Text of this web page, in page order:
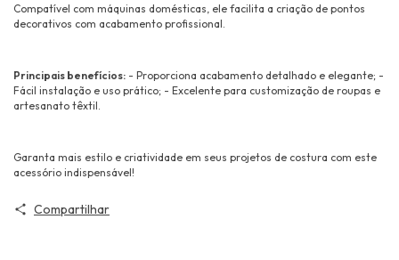
Compatível com máquinas domésticas, ele facilita a criação de pontos
decorativos com acabamento profissional.
Principais benefícios: - Proporciona acabamento detalhado e elegante; -
Fácil instalação e uso prático; - Excelente para customização de roupas e
artesanato têxtil.
Garanta mais estilo e criatividade em seus projetos de costura com este
acessório indispensável!
Compartilhar